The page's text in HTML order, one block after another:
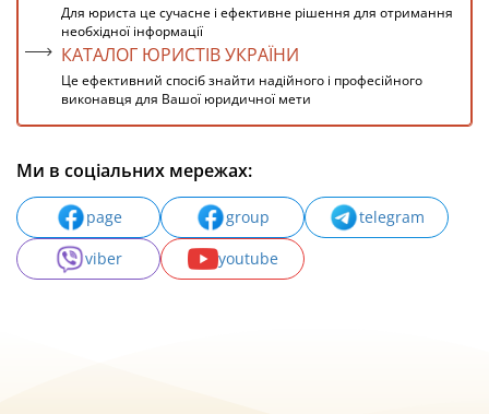
Для юриста це сучасне і ефективне рішення для отримання
необхідної інформації
КАТАЛОГ ЮРИСТІВ УКРАЇНИ
Це ефективний спосіб знайти надійного і професійного
виконавця для Вашої юридичної мети
Ми в соціальних мережах:
page group
telegram
viber
youtube